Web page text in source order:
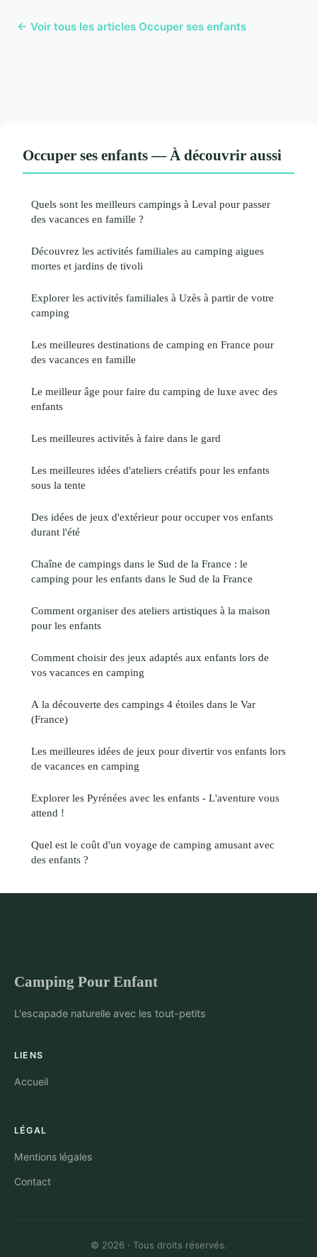
← Voir tous les articles Occuper ses enfants
Occuper ses enfants — À découvrir aussi
Quels sont les meilleurs campings à Leval pour passer
des vacances en famille ?
Découvrez les activités familiales au camping aigues
mortes et jardins de tivoli
Explorer les activités familiales à Uzès à partir de votre
camping
Les meilleures destinations de camping en France pour
des vacances en famille
Le meilleur âge pour faire du camping de luxe avec des
enfants
Les meilleures activités à faire dans le gard
Les meilleures idées d'ateliers créatifs pour les enfants
sous la tente
Des idées de jeux d'extérieur pour occuper vos enfants
durant l'été
Chaîne de campings dans le Sud de la France : le
camping pour les enfants dans le Sud de la France
Comment organiser des ateliers artistiques à la maison
pour les enfants
Comment choisir des jeux adaptés aux enfants lors de
vos vacances en camping
A la découverte des campings 4 étoiles dans le Var
(France)
Les meilleures idées de jeux pour divertir vos enfants lors
de vacances en camping
Explorer les Pyrénées avec les enfants - L'aventure vous
attend !
Quel est le coût d'un voyage de camping amusant avec
des enfants ?
Camping Pour Enfant
L'escapade naturelle avec les tout-petits
LIENS
Accueil
LÉGAL
Mentions légales
Contact
© 2026 · Tous droits réservés.